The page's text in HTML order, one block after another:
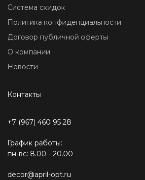
Система скидок
Политика конфиденциальности
Договор публичной оферты
О компании
Новости
Контакты
+7 (967) 460 95 28
График работы:
пн-вс: 8.00 - 20.00
decor@april-opt.ru